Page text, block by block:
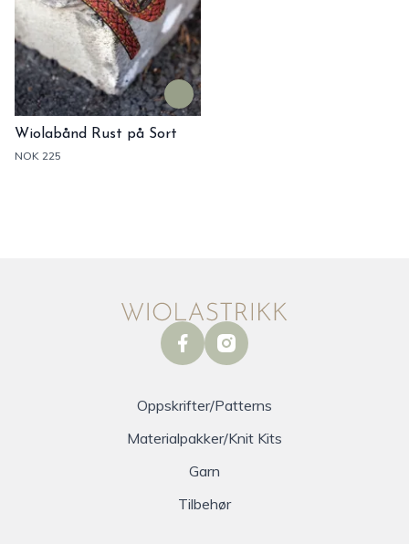
Wiolabånd Rust på Sort
NOK 225
facebookinstagram
Oppskrifter/Patterns
Materialpakker/Knit Kits
Garn
Tilbehør